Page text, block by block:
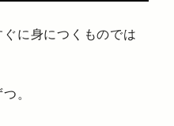
に身につくものでは
。